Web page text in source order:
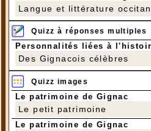
Langue et littérature
Quizz à réponses multiples
Personnalités liées à
Des Gignacois célèbres
Quizz images
Le patrimoine de Gignac
Le petit patrimoine
Le patrimoine de Gignac